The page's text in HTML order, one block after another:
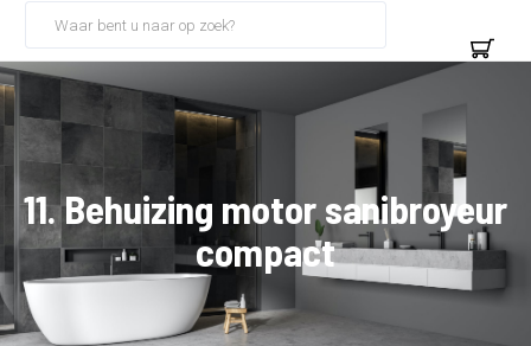
11. Behuizing motor sanibroyeur
compact